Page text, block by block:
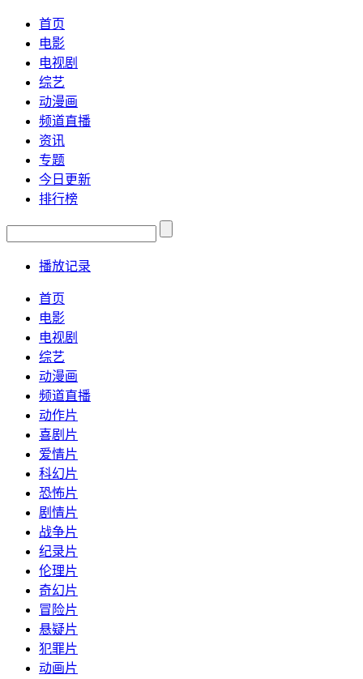
首页
电影
电视剧
综艺
动漫画
频道直播
资讯
专题
今日更新
排行榜
播放记录
首页
电影
电视剧
综艺
动漫画
频道直播
动作片
喜剧片
爱情片
科幻片
恐怖片
剧情片
战争片
纪录片
伦理片
奇幻片
冒险片
悬疑片
犯罪片
动画片